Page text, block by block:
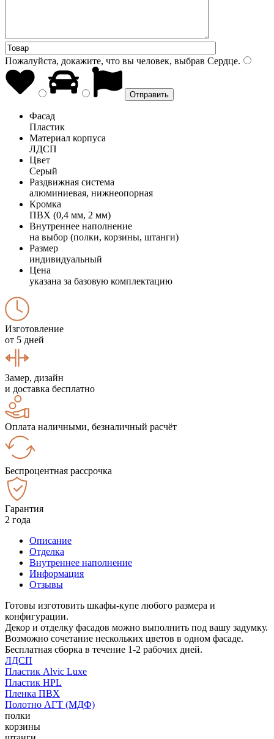
Пожалуйста, докажите, что вы человек, выбрав Сердце.
Фасад
Пластик
Материал корпуса
ЛДСП
Цвет
Серый
Раздвижная система
алюминиевая, нижнеопорная
Кромка
ПВХ (0,4 мм, 2 мм)
Внутреннее наполнение
на выбор (полки, корзины, штанги)
Размер
индивидуальный
Цена
указана за базовую комплектацию
Изготовление
от 5 дней
Замер, дизайн
и доставка бесплатно
Оплата наличными, безналичный расчёт
Беспроцентная рассрочка
Гарантия
2 года
Описание
Отделка
Внутреннее наполнение
Информация
Отзывы
Готовы изготовить шкафы-купе любого размера и
конфигурации.
Декор и отделку фасадов можно выполнить под вашу задумку.
Возможно сочетание нескольких цветов в одном фасаде.
Бесплатная сборка в течение 1-2 рабочих дней.
ЛДСП
Пластик Alvic Luxe
Пластик HPL
Пленка ПВХ
Полотно АГТ (МДФ)
полки
корзины